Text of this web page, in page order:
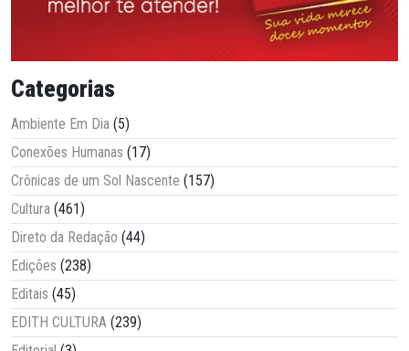
Categorias
Ambiente Em Dia (5)
Conexões Humanas (17)
Crônicas de um Sol Nascente (157)
Cultura (461)
Direto da Redação (44)
Edições (238)
Editais (45)
EDITH CULTURA (239)